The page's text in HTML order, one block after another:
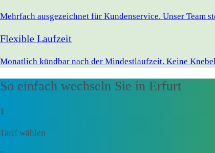
Mehrfach ausgezeichnet für Kundenservice. Unser Team
Flexible Laufzeit
Monatlich kündbar nach der Mindestlaufzeit. Keine
So einfach wechseln Sie in Erfurt
1
Tarif wählen